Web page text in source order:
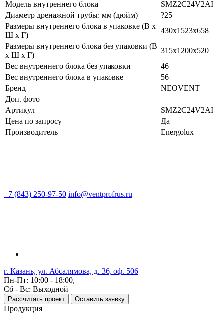
Модель внутреннего блока
SMZ2C24V2AI
Диаметр дренажной трубы: мм (дюйм)
?25
Размеры внутреннего блока в упаковке (В х
Ш х Г)
430x1523x658
Размеры внутреннего блока без упаковки (В
х Ш х Г)
315x1200x520
Вес внутреннего блока без упаковки
46
Вес внутреннего блока в упаковке
56
Бренд
NEOVENT
Доп. фото
Артикул
SMZ2C24V2AI
Цена по запросу
Да
Производитель
Energolux
+7 (843) 250-97-50 info@ventprofrus.ru
г. Казань, ул. Абсалямова, д. 36, оф. 506
Пн-Пт: 10:00 - 18:00,
Сб - Вс: Выходной
Рассчитать проект Оставить заявку
Продукция